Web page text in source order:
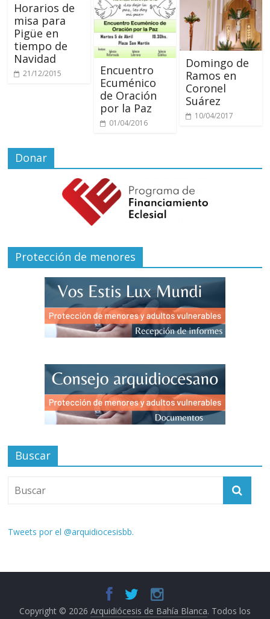
Horarios de
misa para
Pigüe en
tiempo de
Navidad
21/12/2015
Encuentro
Ecuménico
de Oración
por la Paz
01/04/2016
Domingo de
Ramos en
Coronel
Suárez
10/04/2017
Donar
Protección de menores
Buscar
Tweets por el @arquidiocesisbb.
Copyright © 2026 Arquidiócesis de Bahía Blanca. Todos los